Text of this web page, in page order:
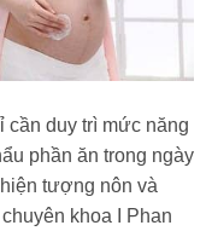
cần duy trì mức năng
phần ăn trong ngày
tượng nôn và
khoa I Phan